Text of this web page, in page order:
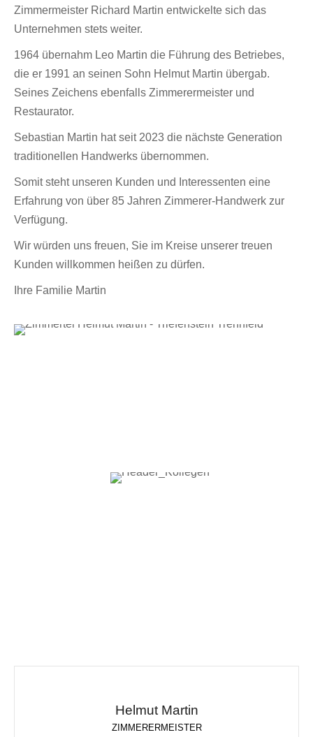
Zimmermeister Richard Martin entwickelte sich das
Unternehmen stets weiter.
1964 übernahm Leo Martin die Führung des Betriebes,
die er 1991 an seinen Sohn Helmut Martin übergab.
Seines Zeichens ebenfalls Zimmerermeister und
Restaurator.
Sebastian Martin hat seit 2023 die nächste Generation
traditionellen Handwerks übernommen.
Somit steht unseren Kunden und Interessenten eine
Erfahrung von über 85 Jahren Zimmerer-Handwerk zur
Verfügung.
Wir würden uns freuen, Sie im Kreise unserer treuen
Kunden willkommen heißen zu dürfen.
Ihre Familie Martin
Helmut Martin
ZIMMERERMEISTER